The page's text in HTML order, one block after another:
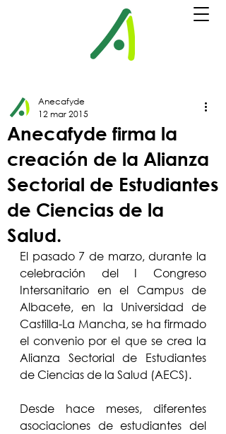
Anecafyde firma la
creación de la Alianza
Sectorial de Estudiantes
de Ciencias de la
Salud.
Anecafyde
12 mar 2015
El pasado 7 de marzo, durante la
celebración del I Congreso
Intersanitario en el Campus de
Albacete, en la Universidad de
Castilla-La Mancha, se ha firmado
el convenio por el que se crea la
Alianza Sectorial de Estudiantes
de Ciencias de la Salud (AECS).
Desde hace meses, diferentes
asociaciones de estudiantes del